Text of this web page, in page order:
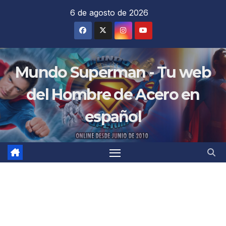
6 de agosto de 2026
Mundo Superman - Tu web
del Hombre de Acero en
español